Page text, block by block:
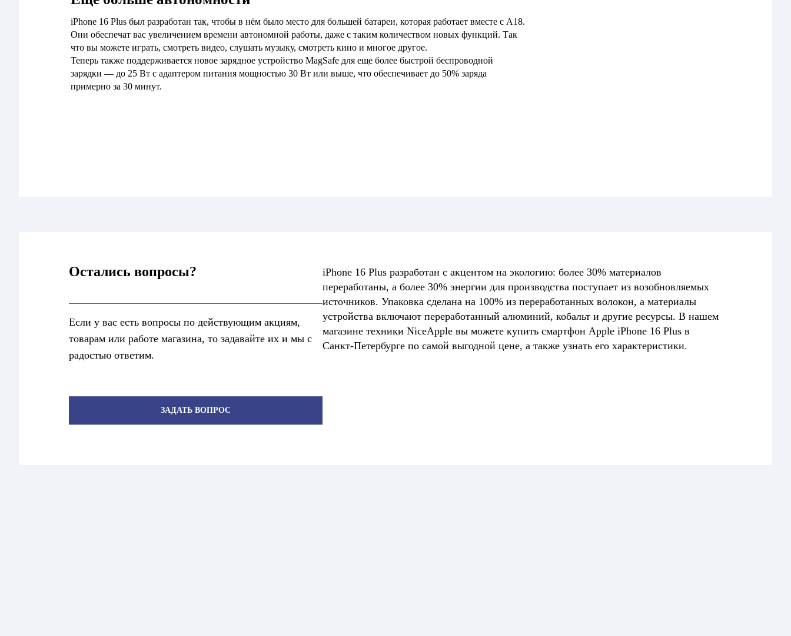
iPhone 16 Plus был разработан так, чтобы в нём было место для большей батареи, которая работает вместе с A18.
Они обеспечат вас увеличением времени автономной работы, даже с таким количеством новых функций. Так
что вы можете играть, смотреть видео, слушать музыку, смотреть кино и многое другое.
Теперь также поддерживается новое зарядное устройство MagSafe для еще более быстрой беспроводной
зарядки — до 25 Вт с адаптером питания мощностью 30 Вт или выше, что обеспечивает до 50% заряда
примерно за 30 минут.
Остались вопросы?
Если у вас есть вопросы по действующим акциям,
товарам или работе магазина, то задавайте их и мы с
радостью ответим.
ЗАДАТЬ ВОПРОС
iPhone 16 Plus разработан с акцентом на экологию: более 30% материалов
переработаны, а более 30% энергии для производства поступает из возобновляемых
источников. Упаковка сделана на 100% из переработанных волокон, а материалы
устройства включают переработанный алюминий, кобальт и другие ресурсы. В нашем
магазине техники NiceApple вы можете купить смартфон Apple iPhone 16 Plus в
Санкт-Петербурге по самой выгодной цене, а также узнать его характеристики.